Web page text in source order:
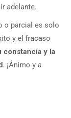
adelante.
o parcial es solo
y el fracaso
constancia y la
. ¡Ánimo y a